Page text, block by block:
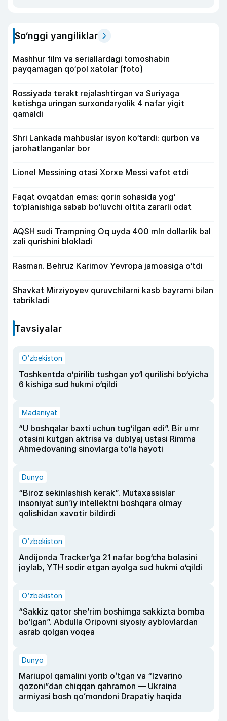
So‘nggi yangiliklar
Mashhur film va seriallardagi tomoshabin
payqamagan qo‘pol xatolar (foto)
Rossiyada terakt rejalashtirgan va Suriyaga
ketishga uringan surxondaryolik 4 nafar yigit
qamaldi
Shri Lankada mahbuslar isyon ko‘tardi: qurbon va
jarohatlanganlar bor
Lionel Messining otasi Xorxe Messi vafot etdi
Faqat ovqatdan emas: qorin sohasida yog‘
to‘planishiga sabab bo‘luvchi oltita zararli odat
AQSH sudi Trampning Oq uyda 400 mln dollarlik bal
zali qurishini blokladi
Rasman. Behruz Karimov Yevropa jamoasiga o‘tdi
Shavkat Mirziyoyev quruvchilarni kasb bayrami bilan
tabrikladi
Tavsiyalar
O‘zbekiston
Toshkentda o‘pirilib tushgan yo‘l qurilishi bo‘yicha
6 kishiga sud hukmi o‘qildi
Madaniyat
“U boshqalar baxti uchun tug‘ilgan edi”. Bir umr
otasini kutgan aktrisa va dublyaj ustasi Rimma
Ahmedovaning sinovlarga to‘la hayoti
Dunyo
“Biroz sekinlashish kerak”. Mutaxassislar
insoniyat sun’iy intellektni boshqara olmay
qolishidan xavotir bildirdi
O‘zbekiston
Andijonda Tracker’ga 21 nafar bog‘cha bolasini
joylab, YTH sodir etgan ayolga sud hukmi o‘qildi
O‘zbekiston
“Sakkiz qator she’rim boshimga sakkizta bomba
bo‘lgan”. Abdulla Oripovni siyosiy ayblovlardan
asrab qolgan voqea
Dunyo
Mariupol qamalini yorib oʻtgan va “Izvarino
qozoni”dan chiqqan qahramon — Ukraina
armiyasi bosh qoʻmondoni Drapatiy haqida